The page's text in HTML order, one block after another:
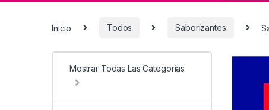
Inicio Todos Saborizantes
Mostrar Todas Las Categorías